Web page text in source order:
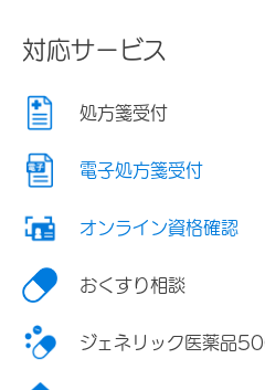
対応サービス
処方箋受付
電子処方箋受付
オンライン資格確認
おくすり相談
ジェネリック医薬品